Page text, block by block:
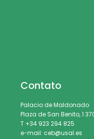
Contato
Palacio de Maldonado
Plaza de San Benito, 1
T +34 923 294 825
e-mail: ceb@usal.es